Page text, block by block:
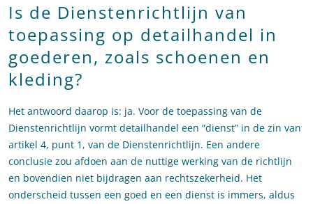
Is de Dienstenrichtlijn van
toepassing op detailhandel in
goederen, zoals schoenen en
kleding?
Het antwoord daarop is: ja. Voor de toepassing van de
Dienstenrichtlijn vormt detailhandel een “dienst” in de zin van
artikel 4, punt 1, van de Dienstenrichtlijn. Een andere
conclusie zou afdoen aan de nuttige werking van de richtlijn
en bovendien niet bijdragen aan rechtszekerheid. Het
onderscheid tussen een goed en een dienst is immers, aldus